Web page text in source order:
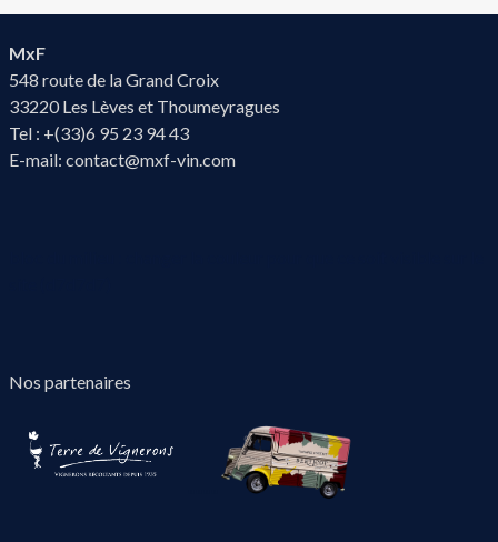
MxF
548 route de la Grand Croix
33220 Les Lèves et Thoumeyragues
Tel : +(33)6 95 23 94 43
E-mail: contact@mxf-vin.com
Nos partenaires